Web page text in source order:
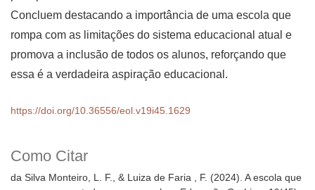
Como Citar
da Silva Monteiro, L. F., & Luiza de Faria , F. (2024). A escola que
Concluem destacando a importância de uma escola que
rompa com as limitações do sistema educacional atual e
promova a inclusão de todos os alunos, reforçando que
essa é a verdadeira aspiração educacional.
https://doi.org/10.36556/eol.v19i45.1629